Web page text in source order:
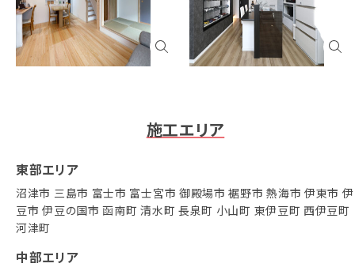
施工エリア
東部エリア
沼津市 三島市 富士市 富士宮市 御殿場市 裾野市 熱海市 伊東市 伊
豆市 伊豆の国市 函南町 清水町 長泉町 小山町 東伊豆町 西伊豆町
河津町
中部エリア